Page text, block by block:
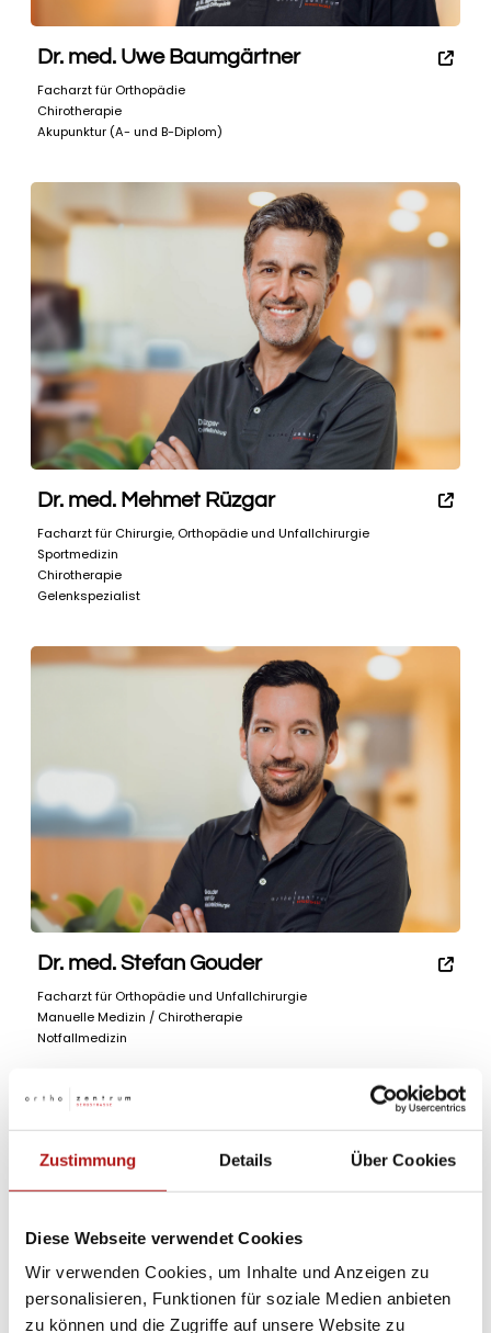
Zustimmung Details Über Cookies
Diese Webseite verwendet Cookies
Wir verwenden Cookies, um Inhalte und Anzeigen zu
personalisieren, Funktionen für soziale Medien anbieten
zu können und die Zugriffe auf unsere Website zu
Dr. med. Uwe Baumgärtner
Facharzt für Orthopädie
Chirotherapie
Akupunktur (A- und B-Diplom)
Dr. med. Mehmet Rüzgar
Facharzt für Chirurgie, Orthopädie und Unfallchirurgie
Sportmedizin
Chirotherapie
Gelenkspezialist
Dr. med. Stefan Gouder
Facharzt für Orthopädie und Unfallchirurgie
Manuelle Medizin / Chirotherapie
Notfallmedizin